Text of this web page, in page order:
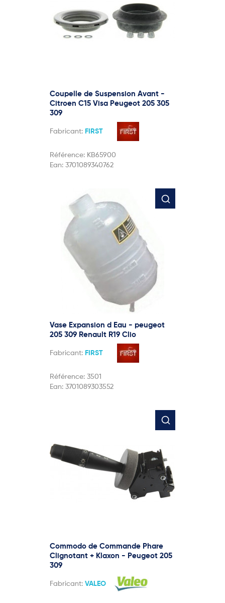
Coupelle de Suspension Avant -
Citroen C15 Visa Peugeot 205 305
309
Fabricant: FIRST
Référence: KB65900
Ean: 3701089340762
Vase Expansion d Eau - peugeot
205 309 Renault R19 Clio
Fabricant: FIRST
Référence: 3501
Ean: 3701089303552
Commodo de Commande Phare
Clignotant + Klaxon - Peugeot 205
309
Fabricant: VALEO